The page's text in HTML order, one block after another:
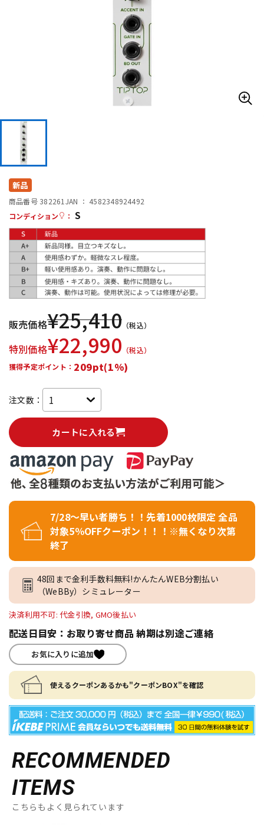
配信/ライブ機器
中古
新品
商品番号 382261 JAN ： 4582348924492
コンディション
： S
販売価格¥25,410 （税込）
特別価格¥22,990 （税込）
獲得予定ポイント： 209pt(1%)
注文数：
カートに入れる
7/28～早い者勝ち！！先着1000枚限定 全品
対象5％OFFクーポン！！！※無くなり次第
終了
48回まで金利手数料無料!かんたんWEB分割払い
（WeBBy）シミュレーター
決済利用不可: 代金引換, GMO後払い
配送日目安：お取り寄せ商品 納期は別途ご連絡
お気に入りに追加
使えるクーポンあるかも"クーポンBOX"を確認
RECOMMENDED
ITEMS
こちらもよく見られています